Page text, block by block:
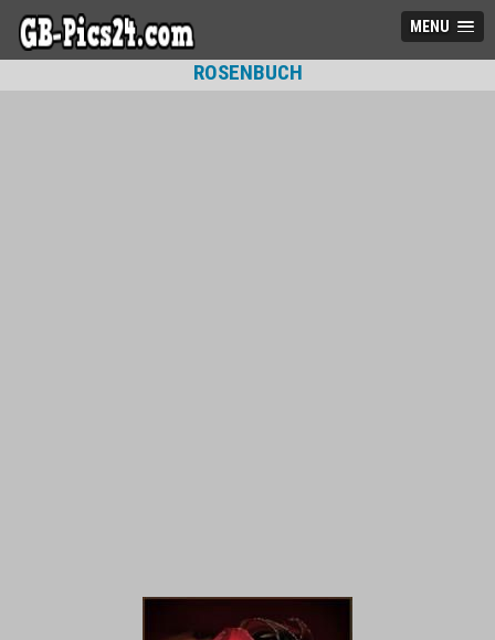
MENU
ROSENBUCH